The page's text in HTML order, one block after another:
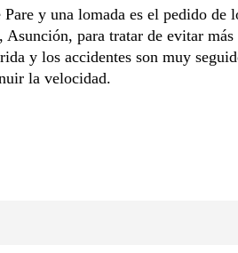
y una lomada es el pedido de
Asunción, para tratar de evitar
y los accidentes son muy
la velocidad.